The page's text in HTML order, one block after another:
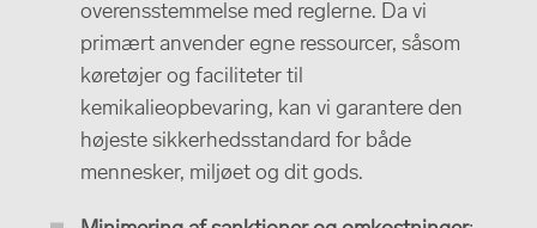
overensstemmelse med reglerne. Da vi
primært anvender egne ressourcer, såsom
køretøjer og faciliteter til
kemikalieopbevaring, kan vi garantere den
højeste sikkerhedsstandard for både
mennesker, miljøet og dit gods.